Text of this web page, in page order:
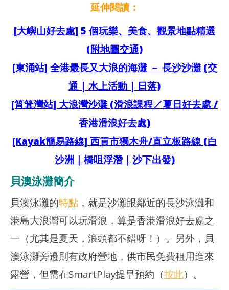
NOW VIEWING
大嶼山| 貝澳沙灘 – 超寧靜的海邊好去處 (交通｜營地｜滑浪)
日
愛
玩
延伸閱讀：
[大嶼山好去處] 5 個玩樂、美食、觀景地點精選
(附地圖交通)
[東涌站] 全港最長又大浪的海灘 － 長沙沙灘 (交
通 | 水上活動 | 日落)
[筲箕灣站] 大浪灣沙灘 (滑浪課程／夏日好去處 /
香港滑浪好去處)
[Kayak簡易路線] 西貢市獨木舟/直立板路線 (白
沙洲｜橋咀浮潛｜沙下出發)
貝澳泳灘簡介
貝澳泳灘的特點 ，就是沙灘跟鄰近的長沙泳灘和
港島大浪灣可以玩滑浪，算是香港滑浪好去處之
一（尤其是夏天，浪頭都不錯呀！）。另外，貝
澳泳灘旁邊則有政府營地，供市民免費租用進來
露營，但需在SmartPlay提早預約（按此）。